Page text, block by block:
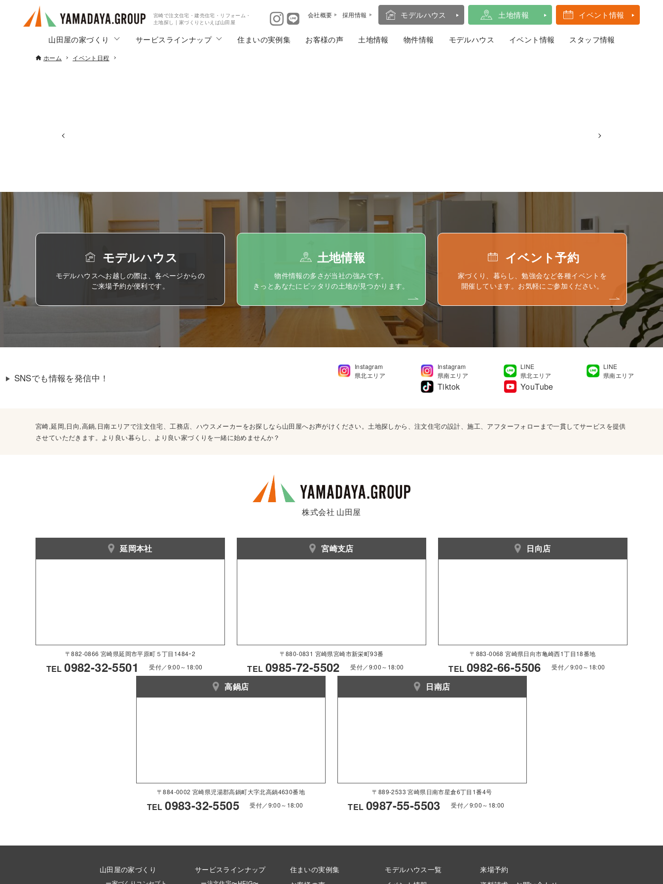
宮崎で注文住宅・建売住宅・リフォーム・
土地探し | 家づくりといえば山田屋
会社概要 採用情報 モデルハウス 土地情報 イベント情報
山田屋の家づくり サービスラインナップ 住まいの実例集 お客様の声 土地情報 物件情報 モデルハウス イベント情報 スタッフ情報
ホーム イベント日程
モデルハウス
モデルハウスへお越しの際は、各ページからの
ご来場予約が便利です。
土地情報
物件情報の多さが当社の強みです。
きっとあなたにピッタリの土地が見つかります。
イベント予約
家づくり、暮らし、勉強会など各種イベントを
開催しています。お気軽にご参加ください。
SNSでも情報を発信中！
Instagram
県北エリア
Instagram
県南エリア
LINE
県北エリア
LINE
県南エリア
Tiktok YouTube
宮崎,延岡,日向,高鍋,日南エリアで注文住宅、工務店、ハウスメーカーをお探しなら山田屋へお声がけください。土地探しから、注文住宅の設計、施工、アフターフォローまで一貫してサービスを提供
させていただきます。より良い暮らし、より良い家づくりを一緒に始めませんか？
株式会社 山田屋
延岡本社
〒882-0866 宮崎県延岡市平原町５丁目1484ｰ2
TEL0982-32-5501 受付／9:00～18:00
宮崎支店
〒880-0831 宮崎県宮崎市新栄町93番
TEL0985-72-5502 受付／9:00～18:00
日向店
〒883-0068 宮崎県日向市亀崎西1丁目18番地
TEL0982-66-5506 受付／9:00～18:00
高鍋店
〒884-0002 宮崎県児湯郡高鍋町大字北高鍋4630番地
TEL0983-32-5505 受付／9:00～18:00
日南店
〒889-2533 宮崎県日南市星倉6丁目1番4号
TEL0987-55-5503 受付／9:00～18:00
山田屋の家づくり サービスラインナップ
住まいの実例集
モデルハウス一覧
来場予約